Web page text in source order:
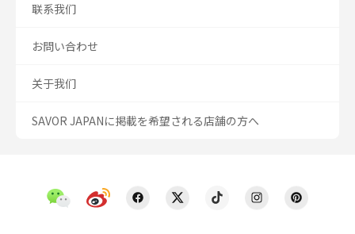
联系我们
お問い合わせ
关于我们
SAVOR JAPANに掲載を希望される店舗の方へ